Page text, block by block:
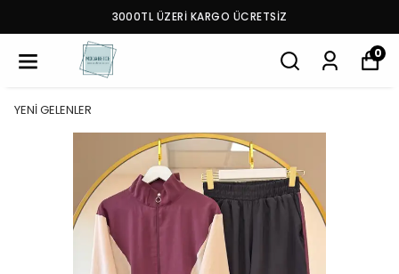
3000TL ÜZERİ KARGO ÜCRETSİZ
0
YENİ GELENLER